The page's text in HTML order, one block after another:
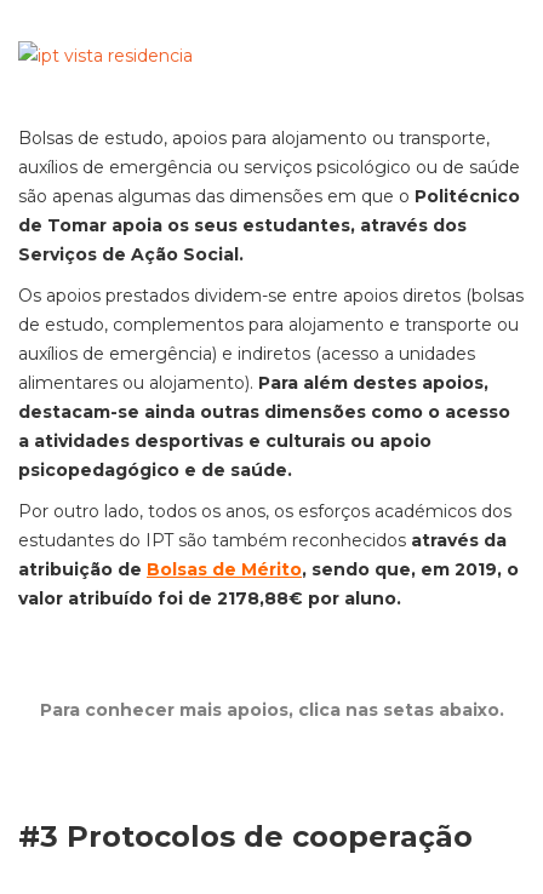
Bolsas de estudo, apoios para alojamento ou transporte,
auxílios de emergência ou serviços psicológico ou de saúde
são apenas algumas das dimensões em que o Politécnico
de Tomar apoia os seus estudantes, através dos
Serviços de Ação Social.
Os apoios prestados dividem-se entre apoios diretos (bolsas
de estudo, complementos para alojamento e transporte ou
auxílios de emergência) e indiretos (acesso a unidades
alimentares ou alojamento). Para além destes apoios,
destacam-se ainda outras dimensões como o acesso
a atividades desportivas e culturais ou apoio
psicopedagógico e de saúde.
Por outro lado, todos os anos, os esforços académicos dos
estudantes do IPT são também reconhecidos através da
atribuição de Bolsas de Mérito, sendo que, em 2019, o
valor atribuído foi de 2178,88€ por aluno.
Para conhecer mais apoios, clica nas setas abaixo.
#3 Protocolos de cooperação